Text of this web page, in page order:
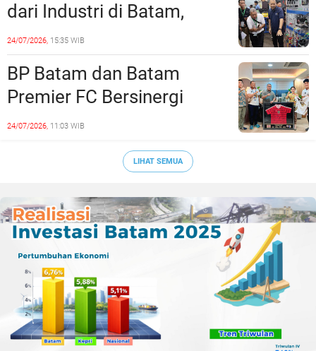
dari Industri di Batam,
Siapkan Lulusan Siap Kerja
Era Digital
24/07/2026, 15:35 WIB
BP Batam dan Batam
Premier FC Bersinergi
Cetak Generasi Emas
24/07/2026, 11:03 WIB
LIHAT SEMUA